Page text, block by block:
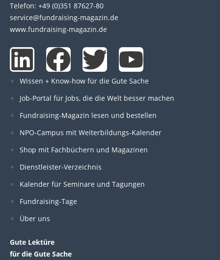
Telefon: +49 (0)351 87627-80
service@fundraising-magazin.de
www.fundraising-magazin.de
L
i
n
k
e
d
i
n
F
a
c
e
b
o
o
T
w
i
t
t
e
Y
o
u
t
u
b
Wissen + Know-how für die Gute Sache
Job-Portal für Jobs, die die Welt besser machen
Fundraising-Magazin lesen und bestellen
NPO-Campus mit Weiterbildungs-Kalender
Shop mit Fachbüchern und Magazinen
Dienstleister-Verzeichnis
Kalender für Seminare und Tagungen
Fundraising-Tage
Über uns
Gute Lektüre
für die Gute Sache